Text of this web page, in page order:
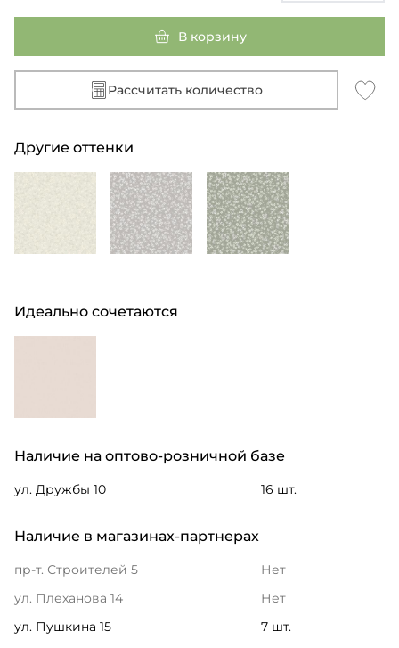
В корзину
Рассчитать количество
Другие оттенки
Идеально сочетаются
Наличие на оптово-розничной базе
ул. Дружбы 10 16 шт.
Наличие в магазинах-партнерах
пр-т. Строителей 5
Нет
ул. Плеханова 14
Нет
ул. Пушкина 15
7 шт.